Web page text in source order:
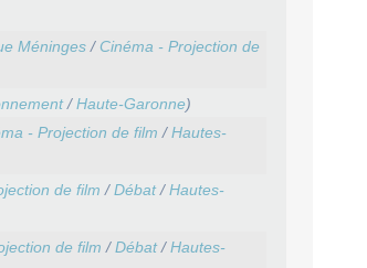
Méninges/ Cinéma - Projection de
/Haute-Garonne)
- Projection de film /Hautes-
de film /Débat/Hautes-
de film /Débat/Hautes-